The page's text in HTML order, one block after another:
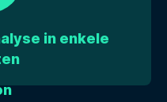
in enkele